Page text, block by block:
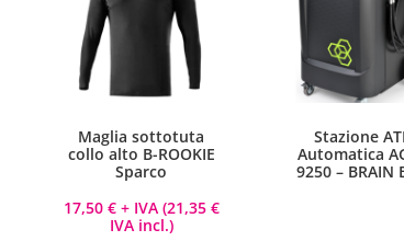
Maglia sottotuta
collo alto B-ROOKIE
Sparco
17,50 €+ IVA (21,35 €
IVA incl.)
Stazione
Automatica
9250 – BRAIN